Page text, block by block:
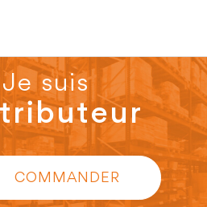
Je suis
COMMANDER